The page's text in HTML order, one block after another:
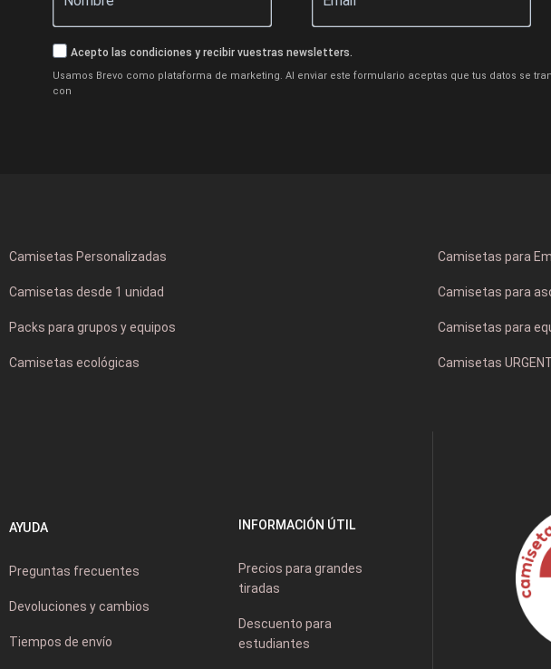
Acepto las condiciones y recibir vuestras newsletters.
Usamos Brevo como plataforma de marketing. Al enviar este formulario aceptas que tus datos se
con
Camisetas Personalizadas
Camisetas desde 1 unidad
Packs para grupos y equipos
Camisetas ecológicas
Camisetas para
Camisetas para
Camisetas para
Camisetas
AYUDA
Preguntas frecuentes
Devoluciones y cambios
Tiempos de envío
INFORMACIÓN ÚTIL
Precios para grandes
tiradas
Descuento para
estudiantes